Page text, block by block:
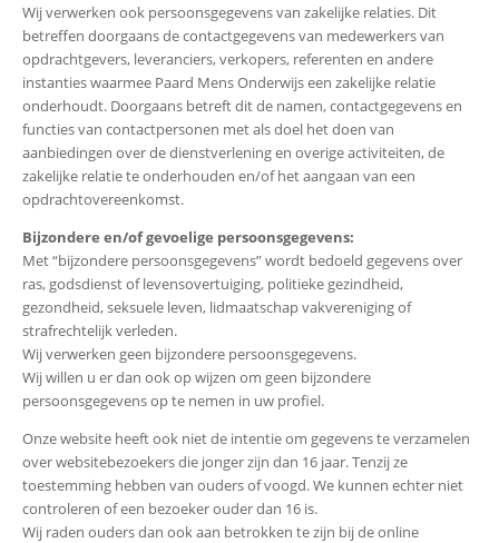
Wij verwerken ook persoonsgegevens van zakelijke relaties. Dit
betreffen doorgaans de contactgegevens van medewerkers van
opdrachtgevers, leveranciers, verkopers, referenten en andere
instanties waarmee Paard Mens Onderwijs een zakelijke relatie
onderhoudt. Doorgaans betreft dit de namen, contactgegevens en
functies van contactpersonen met als doel het doen van
aanbiedingen over de dienstverlening en overige activiteiten, de
zakelijke relatie te onderhouden en/of het aangaan van een
opdrachtovereenkomst.
Bijzondere en/of gevoelige persoonsgegevens:
Met “bijzondere persoonsgegevens” wordt bedoeld gegevens over
ras, godsdienst of levensovertuiging, politieke gezindheid,
gezondheid, seksuele leven, lidmaatschap vakvereniging of
strafrechtelijk verleden.
Wij verwerken geen bijzondere persoonsgegevens.
Wij willen u er dan ook op wijzen om geen bijzondere
persoonsgegevens op te nemen in uw profiel.
Onze website heeft ook niet de intentie om gegevens te verzamelen
over websitebezoekers die jonger zijn dan 16 jaar. Tenzij ze
toestemming hebben van ouders of voogd. We kunnen echter niet
controleren of een bezoeker ouder dan 16 is.
Wij raden ouders dan ook aan betrokken te zijn bij de online